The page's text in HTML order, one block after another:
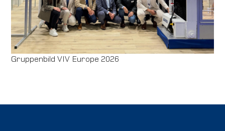
Gruppenbild VIV Europe 2026